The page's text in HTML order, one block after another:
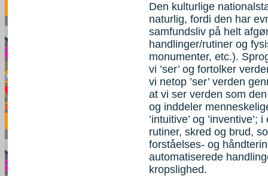
Den kulturlige
naturlig, fordi den har
samfundsliv på helt
handlinger/rutiner og
monumenter, etc.).
vi ’ser’ og fortolker
vi netop ’ser’ verden
at vi ser verden som
og inddeler
’intuitive’ og
rutiner, skred og brud,
forståelses- og
automatiserede
kropslighed.